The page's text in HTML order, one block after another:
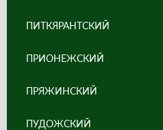
ПИТКЯРАНТСКИЙ
ПРИОНЕЖСКИЙ
ПРЯЖИНСКИЙ
ПУДОЖСКИЙ